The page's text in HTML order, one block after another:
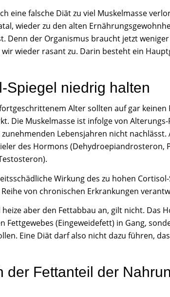
eine falsche Diät zu viel Muskelmasse
wieder zu den alten
Denn der Organismus braucht jetzt
wieder rasant zu. Darin besteht ein
Spiegel niedrig halten
Alter sollten auf gar keinen
Die Muskelmasse ist infolge von
Lebensjahren nicht
des Hormons (Dehydroepiandrosteron,
Wirkung des zu hohen
von chronischen Erkrankungen
aber den Fettabbau an, gilt nicht. Das
Fettgewebes (Eingeweidefett) in Gang,
Eine Diät darf also nicht dazu führen,
der Fettanteil der